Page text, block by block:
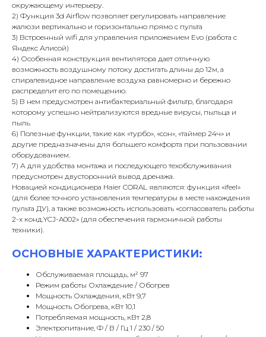
окружающему интерьеру.
2) Функция 3d Airflow позволяет регулировать направление
жалюзи вертикально и горизонтально прямо с пульта
3) Встроенный wifi для управления приложением Evo (работа с
Яндекс Алисой)
4) Особенная конструкция вентилятора дает отличную
возможность воздушному потоку достигать длины до 12м, а
спиралевидное направление воздуха равномерно и бережно
распределит его по помещению.
5) В нем предусмотрен антибактериальный фильтр, благодаря
которому успешно нейтрализуются вредные вирусы, пыльца и
пыль.
6) Полезные функции, такие как «турбо», «сон», «таймер 24ч» и
другие предназначены для большего комфорта при пользовании
оборудованием.
7) А для удобства монтажа и последующего техобслуживания
предусмотрен двусторонний вывод дренажа.
Новацией кондиционера Haier CORAL являются: функция «ifeel»
(для более точного установления температуры в месте нахождения
пульта ДУ), а также возможность использовать «согласователь работы
2-х конд.YCJ-A002» (для обеспечения гармоничной работы
техники).
ОСНОВНЫЕ ХАРАКТЕРИСТИКИ:
Обслуживаемая площадь, м² 97
Режим работы Охлаждение / Обогрев
Мощность Охлаждения, кВт 9,7
Мощность Обогрева, кВт 10,1
Потребляемая мощность, кВт 2,8
Электропитание, Ф / В / Гц 1 / 230 / 50